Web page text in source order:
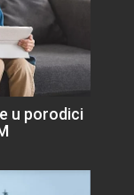
u porodici